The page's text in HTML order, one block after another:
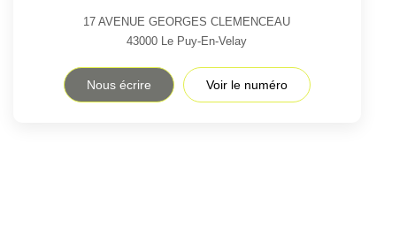
17 AVENUE GEORGES CLEMENCEAU
43000 Le Puy-En-Velay
Nous écrire Voir le numéro